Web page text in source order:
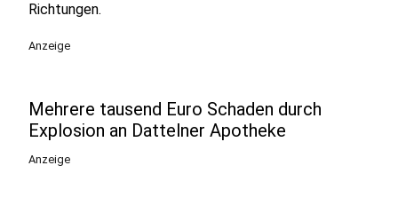
Richtungen.
Anzeige
Mehrere tausend Euro Schaden durch
Explosion an Dattelner Apotheke
Anzeige